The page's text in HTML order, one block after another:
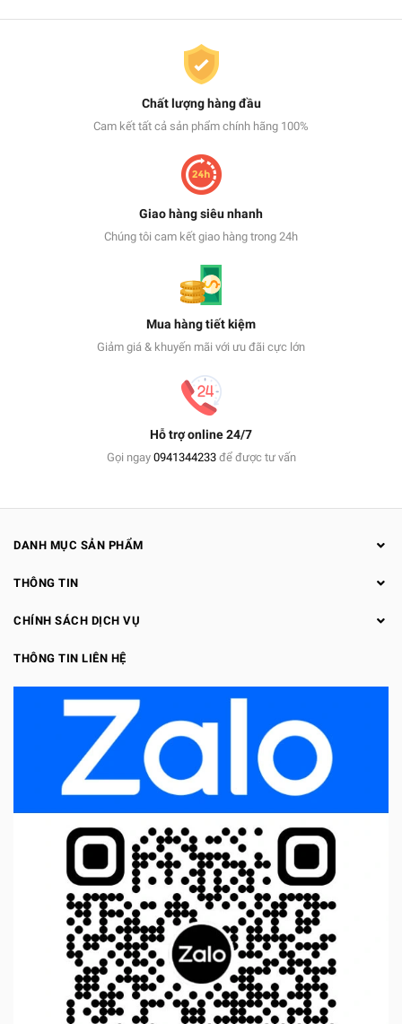
Chất lượng hàng đầu
Cam kết tất cả sản phẩm chính hãng 100%
Giao hàng siêu nhanh
Chúng tôi cam kết giao hàng trong 24h
Mua hàng tiết kiệm
Giảm giá & khuyến mãi với ưu đãi cực lớn
Hỗ trợ online 24/7
Gọi ngay 0941344233để được tư vấn
DANH MỤC SẢN PHẨM
THÔNG TIN
CHÍNH SÁCH DỊCH VỤ
THÔNG TIN LIÊN HỆ